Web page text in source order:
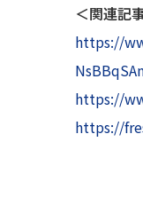
＜関連記
https://
https://
https://